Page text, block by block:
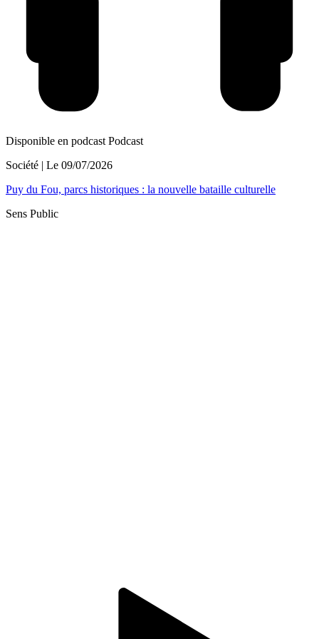
Disponible en podcast Podcast
Société | Le 09/07/2026
Puy du Fou, parcs historiques : la nouvelle bataille culturelle
Sens Public